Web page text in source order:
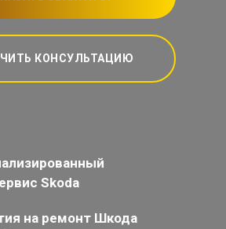
КОНСУЛЬТАЦИЮ
Skoda
на ремонт Шкода